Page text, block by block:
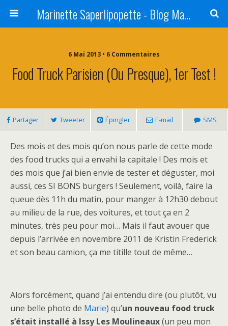
Marinette Saperlipopette - Blog Maman Angers Lifestyle - Ex Expat Montréal
6 Mai 2013 • 6 Commentaires
Food Truck Parisien (ou Presque), 1er Test !
Partager Tweeter Épingler E-mail SMS
Des mois et des mois qu’on nous parle de cette mode
des food trucks qui a envahi la capitale ! Des mois et
des mois que j’ai bien envie de tester et déguster, moi
aussi, ces SI BONS burgers ! Seulement, voilà, faire la
queue dès 11h du matin, pour manger à 12h30 debout
au milieu de la rue, des voitures, et tout ça en 2
minutes, très peu pour moi… Mais il faut avouer que
depuis l’arrivée en novembre 2011 de Kristin Frederick
et son beau camion, ça me titille tout de même…
Alors forcément, quand j’ai entendu dire (ou plutôt, vu
une belle photo de Marie) qu’un nouveau food truck
s’était installé à Issy Les Moulineaux(un peu mon